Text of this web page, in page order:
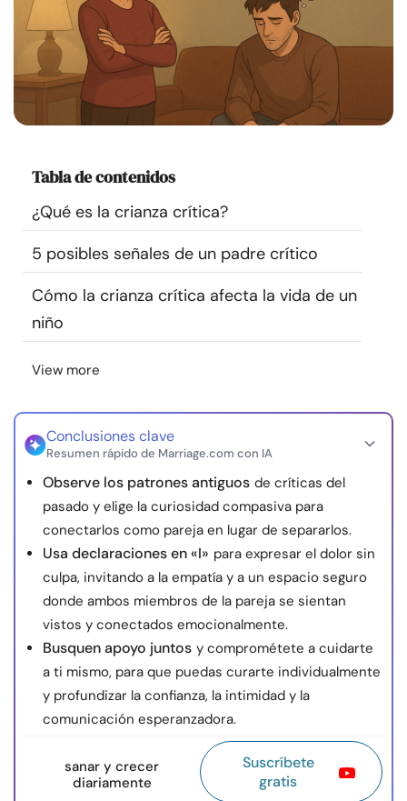
Recursos
Comunidad
Encuentra un terapeuta
nosotros
© Copyright 2026. Todos los derechos reservados.
Tabla de contenidos
¿Qué es la crianza crítica?
5 posibles señales de un padre crítico
Cómo la crianza crítica afecta la vida de un
niño
View more
Conclusiones clave
Resumen rápido de Marriage.com con IA
Observe los patrones antiguos de críticas del
pasado y elige la curiosidad compasiva para
conectarlos como pareja en lugar de separarlos.
Usa declaraciones en «I» para expresar el dolor sin
culpa, invitando a la empatía y a un espacio seguro
donde ambos miembros de la pareja se sientan
vistos y conectados emocionalmente.
Busquen apoyo juntos y comprométete a cuidarte
a ti mismo, para que puedas curarte individualmente
y profundizar la confianza, la intimidad y la
comunicación esperanzadora.
sanar y crecer
diariamente
Suscríbete
gratis